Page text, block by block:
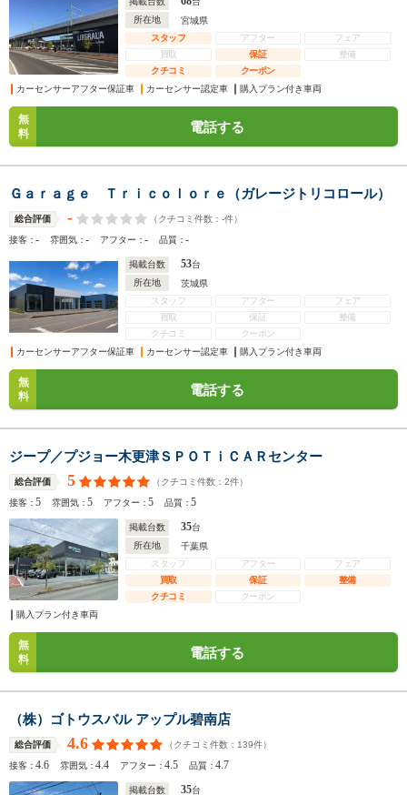
所在地
宮城県
スタッフ
アフター
フェア
買取
保証
整備
クチコミ
クーポン
カーセンサーアフター保証車
カーセンサー認定車 購入プラン付き車両
無
料
電話する
Ｇａｒａｇｅ Ｔｒｉｃｏｌｏｒｅ（ガレージトリコロール）
総合評価 - （クチコミ件数： -件）
接客：- 雰囲気：- アフター：- 品質：-
掲載台数 53台
所在地
茨城県
スタッフ
アフター
フェア
買取
保証
整備
クチコミ
クーポン
カーセンサーアフター保証車
カーセンサー認定車 購入プラン付き車両
無
料
電話する
ジープ／プジョー木更津ＳＰＯＴｉＣＡＲセンター
総合評価 5 （クチコミ件数： 2件）
接客：5 雰囲気：5 アフター：5 品質：5
掲載台数 35台
所在地
千葉県
スタッフ
アフター
フェア
買取
保証
整備
クチコミ
クーポン
購入プラン付き車両
無
料
電話する
（株）ゴトウスバル アップル碧南店
総合評価 4.6 （クチコミ件数： 139件）
接客：4.6 雰囲気：4.4 アフター：4.5 品質：4.7
掲載台数 35台